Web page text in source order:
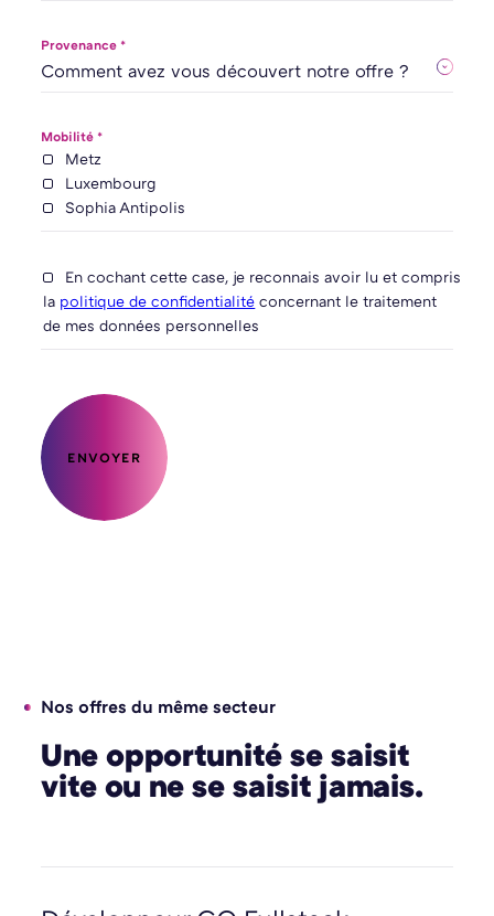
Provenance *
Mobilité *
Metz
Luxembourg
Sophia Antipolis
En cochant cette case, je reconnais avoir lu et compris
la politique de confidentialité concernant le traitement
de mes données personnelles
ENVOYER
Nos offres du même secteur
Une opportunité se saisit
vite ou ne se saisit jamais.